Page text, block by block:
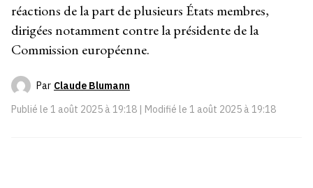
réactions de la part de plusieurs États membres,
dirigées notamment contre la présidente de la
Commission européenne.
Par Claude Blumann
Publié le 1 août 2025 à 19:18 | Modifié le 1 août 2025 à 19:18